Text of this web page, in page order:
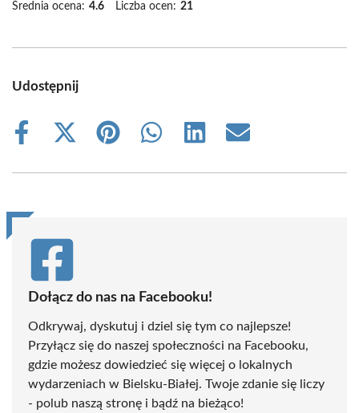
Średnia ocena: 4.6 Liczba ocen: 21
Udostępnij
Share
Share
(Twitter)
Share
Share
Share
Share
Dołącz do nas na Facebooku!
Odkrywaj, dyskutuj i dziel się tym co najlepsze!
Przyłącz się do naszej społeczności na Facebooku,
gdzie możesz dowiedzieć się więcej o lokalnych
wydarzeniach w Bielsku-Białej. Twoje zdanie się liczy
- polub naszą stronę i bądź na bieżąco!